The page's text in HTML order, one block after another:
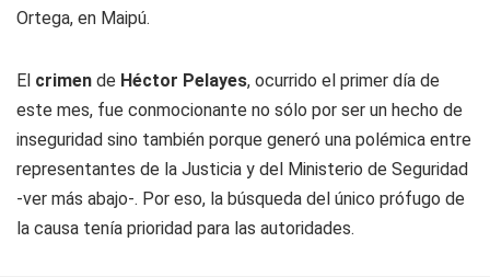
Ortega, en Maipú.
El crimen de Héctor Pelayes, ocurrido el primer día de
este mes, fue conmocionante no sólo por ser un hecho de
inseguridad sino también porque generó una polémica entre
representantes de la Justicia y del Ministerio de Seguridad
-ver más abajo-. Por eso, la búsqueda del único prófugo de
la causa tenía prioridad para las autoridades.